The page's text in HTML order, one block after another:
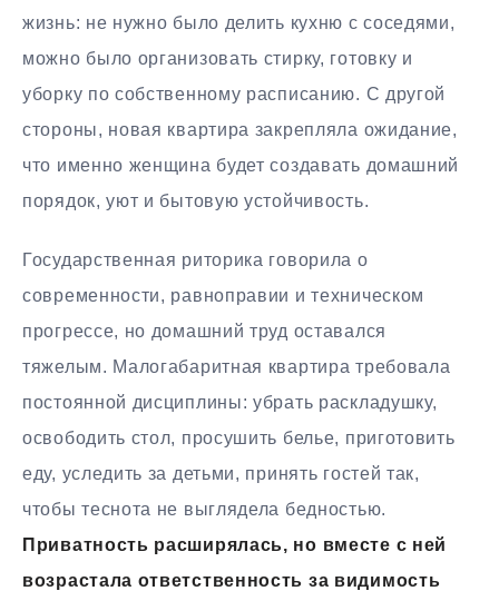
жизнь: не нужно было делить кухню с соседями,
можно было организовать стирку, готовку и
уборку по собственному расписанию. С другой
стороны, новая квартира закрепляла ожидание,
что именно женщина будет создавать домашний
порядок, уют и бытовую устойчивость.
Государственная риторика говорила о
современности, равноправии и техническом
прогрессе, но домашний труд оставался
тяжелым. Малогабаритная квартира требовала
постоянной дисциплины: убрать раскладушку,
освободить стол, просушить белье, приготовить
еду, уследить за детьми, принять гостей так,
чтобы теснота не выглядела бедностью.
Приватность расширялась, но вместе с ней
возрастала ответственность за видимость